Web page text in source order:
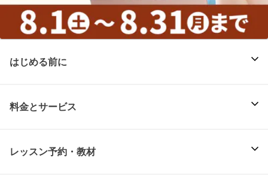
はじめる前に
料金とサービス
レッスン予約・教材